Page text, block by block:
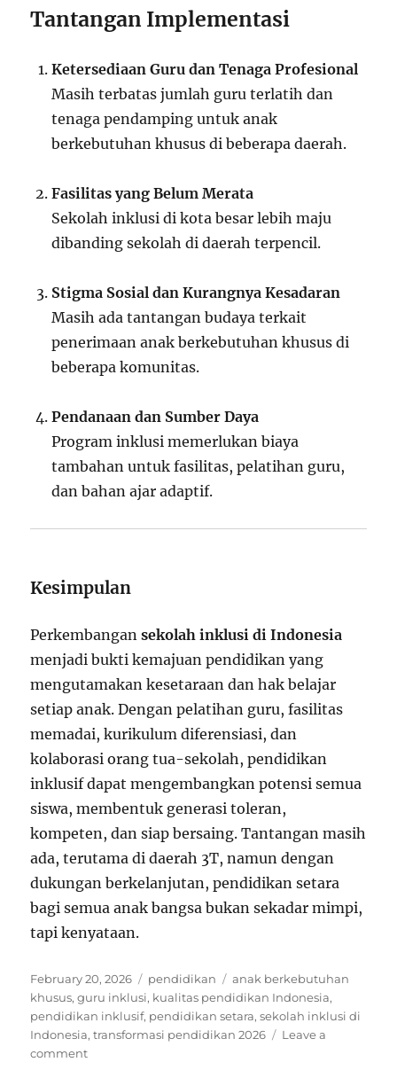
Tantangan Implementasi
Ketersediaan Guru dan Tenaga Profesional
Masih terbatas jumlah guru terlatih dan
tenaga pendamping untuk anak
berkebutuhan khusus di beberapa daerah.
Fasilitas yang Belum Merata
Sekolah inklusi di kota besar lebih maju
dibanding sekolah di daerah terpencil.
Stigma Sosial dan Kurangnya Kesadaran
Masih ada tantangan budaya terkait
penerimaan anak berkebutuhan khusus di
beberapa komunitas.
Pendanaan dan Sumber Daya
Program inklusi memerlukan biaya
tambahan untuk fasilitas, pelatihan guru,
dan bahan ajar adaptif.
Kesimpulan
Perkembangansekolah inklusi di Indonesia
menjadi bukti kemajuan pendidikan yang
mengutamakan kesetaraan dan hak belajar
setiap anak. Dengan pelatihan guru, fasilitas
memadai, kurikulum diferensiasi, dan
kolaborasi orang tua-sekolah, pendidikan
inklusif dapat mengembangkan potensi semua
siswa, membentuk generasi toleran,
kompeten, dan siap bersaing. Tantangan masih
ada, terutama di daerah 3T, namun dengan
dukungan berkelanjutan, pendidikan setara
bagi semua anak bangsa bukan sekadar mimpi,
tapi kenyataan.
Posted
on
February 20, 2026 Categories
pendidikan Tags
anak berkebutuhan
khusus,guru inklusi, kualitas pendidikan Indonesia,
pendidikan inklusif, pendidikan setara,sekolah inklusi di
Indonesia,transformasi pendidikan 2026
Leave a
commenton